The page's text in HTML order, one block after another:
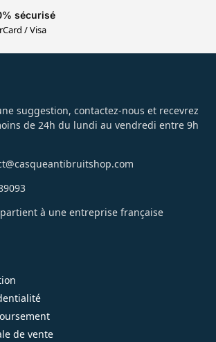
sécurisé
/ Visa
suggestion, contactez-nous et recevrez
de 24h du lundi au vendredi entre 9h
à une entreprise française
de vente